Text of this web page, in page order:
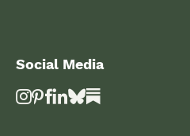
Social Media